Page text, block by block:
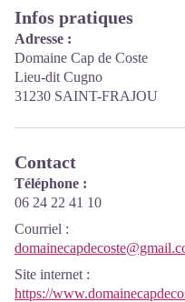
Infos pratiques
Adresse :
Domaine Cap de Coste
Lieu-dit Cugno
31230 SAINT-FRAJOU
Contact
Téléphone :
06 24 22 41 10
Courriel :
Site internet :
https://